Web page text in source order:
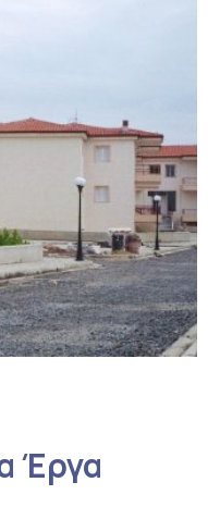
Έργα